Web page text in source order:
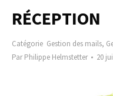
RÉCEPTION
Catégorie Gestion des mails,
ParPhilippe Helmstetter 20